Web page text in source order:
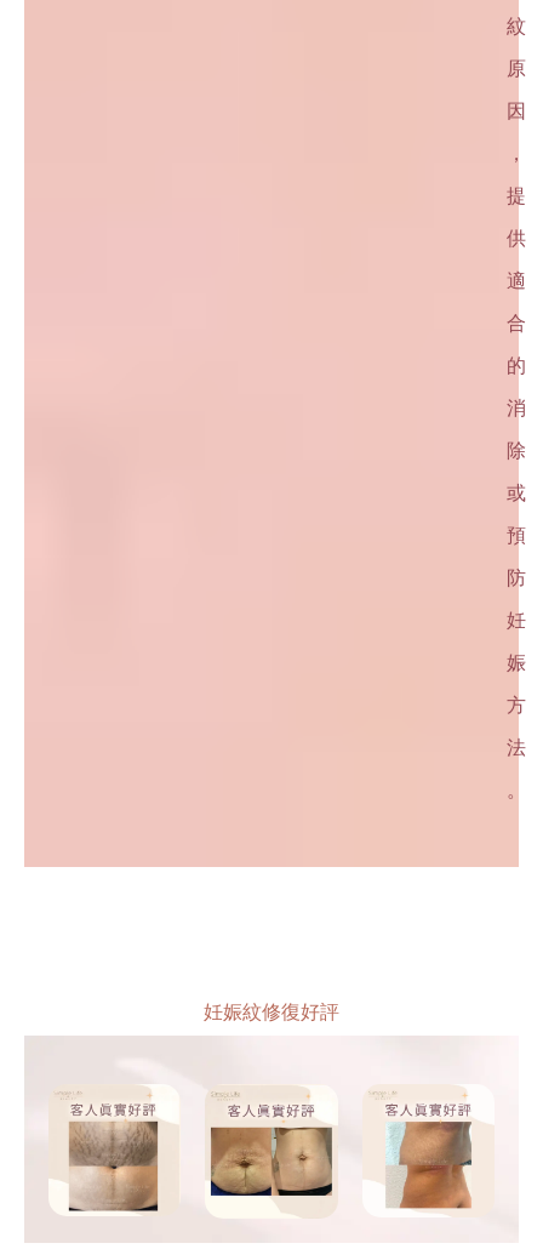
紋
原
因
，
提
供
適
合
的
消
除
或
預
防
妊
娠
方
法
。
妊娠紋修復好評